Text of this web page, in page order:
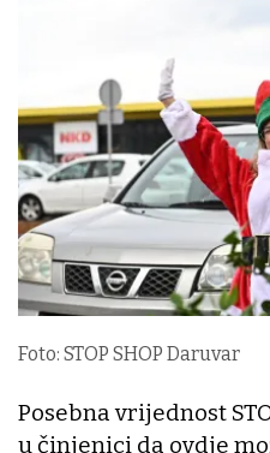
Foto: STOP SHOP Daruvar
Posebna vrijednost
u činjenici da ovdje